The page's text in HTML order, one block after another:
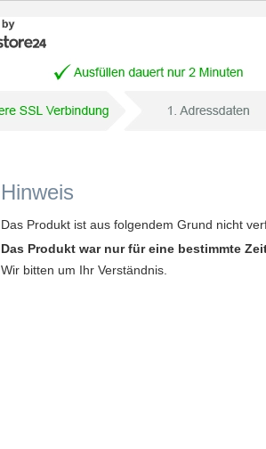
Hinweis
Das Produkt ist aus folgendem Grund nicht
Das Produkt war nur für eine bestimmte
Wir bitten um Ihr Verständnis.